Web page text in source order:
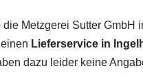
die Metzgerei Sutter
Lieferservice in
dazu leider keine